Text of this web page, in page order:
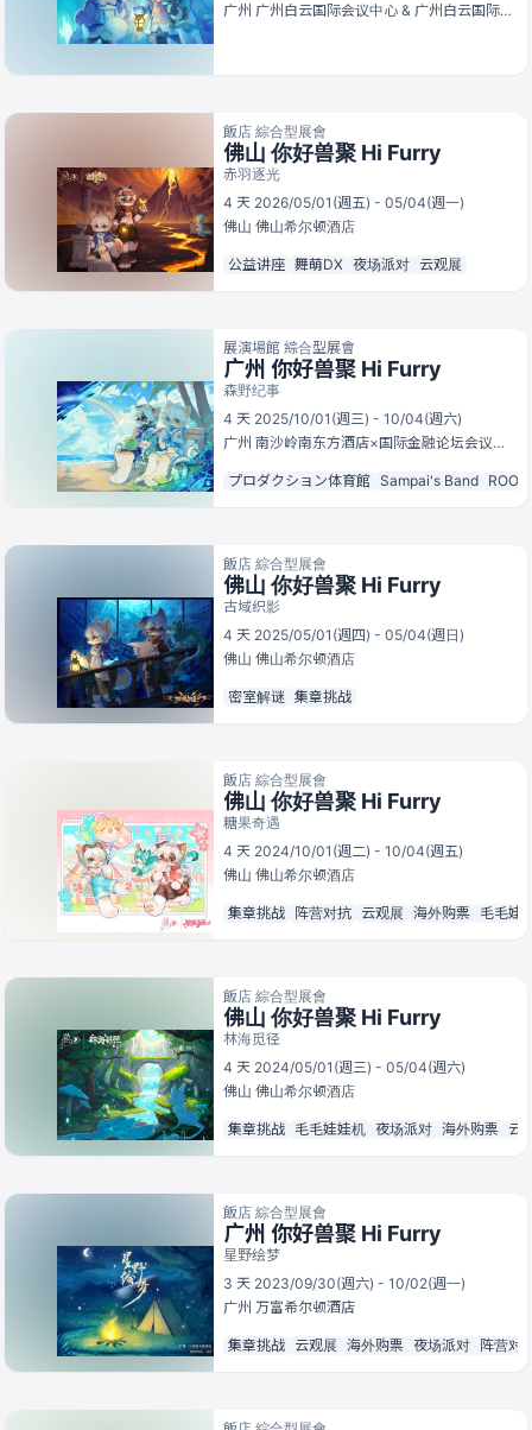
广州 广州白云国际会议中心 & 广州白云国际会议中心岭南东方酒店
飯店 綜合型展會
佛山 你好兽聚 Hi Furry
赤羽逐光
4 天 2026/05/01(週五) - 05/04(週一)
佛山 佛山希尔顿酒店
公益讲座 舞萌DX 夜场派对 云观展
展演場館 綜合型展會
广州 你好兽聚 Hi Furry
森野纪事
4 天 2025/10/01(週三) - 10/04(週六)
广州 南沙岭南东方酒店×国际金融论坛会议中心
プロダクション体育館 Sampai's Band
飯店 綜合型展會
佛山 你好兽聚 Hi Furry
古域织影
4 天 2025/05/01(週四) - 05/04(週日)
佛山 佛山希尔顿酒店
密室解谜 集章挑战
飯店 綜合型展會
佛山 你好兽聚 Hi Furry
糖果奇遇
4 天 2024/10/01(週二) - 10/04(週五)
佛山 佛山希尔顿酒店
集章挑战 阵营对抗 云观展 海外购票 毛毛娃
飯店 綜合型展會
佛山 你好兽聚 Hi Furry
林海觅径
4 天 2024/05/01(週三) - 05/04(週六)
佛山 佛山希尔顿酒店
集章挑战 毛毛娃娃机 夜场派对 海外购票 云
飯店 綜合型展會
广州 你好兽聚 Hi Furry
星野绘梦
3 天 2023/09/30(週六) - 10/02(週一)
广州 万富希尔顿酒店
集章挑战 云观展 海外购票 夜场派对 阵营对